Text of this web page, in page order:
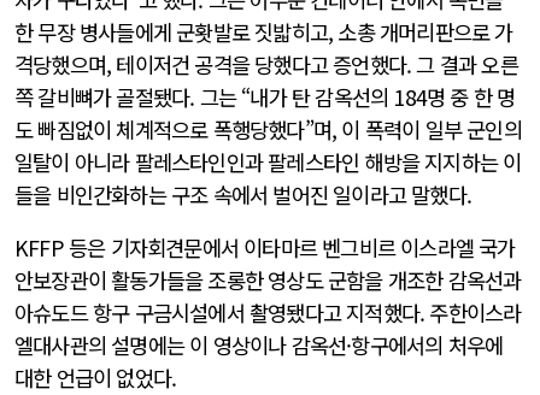
한 무장 병사들에게 군홧발로 짓밟히고, 소총 개머리판으로 가
격당했으며, 테이저건 공격을 당했다고 증언했다. 그 결과 오른
쪽 갈비뼈가 골절됐다. 그는 “내가 탄 감옥선의 184명 중 한 명
도 빠짐없이 체계적으로 폭행당했다”며, 이 폭력이 일부 군인의
일탈이 아니라 팔레스타인인과 팔레스타인 해방을 지지하는 이
들을 비인간화하는 구조 속에서 벌어진 일이라고 말했다.
KFFP 등은 기자회견문에서 이타마르 벤그비르 이스라엘 국가
안보장관이 활동가들을 조롱한 영상도 군함을 개조한 감옥선과
아슈도드 항구 구금시설에서 촬영됐다고 지적했다. 주한이스라
엘대사관의 설명에는 이 영상이나 감옥선·항구에서의 처우에
대한 언급이 없었다.